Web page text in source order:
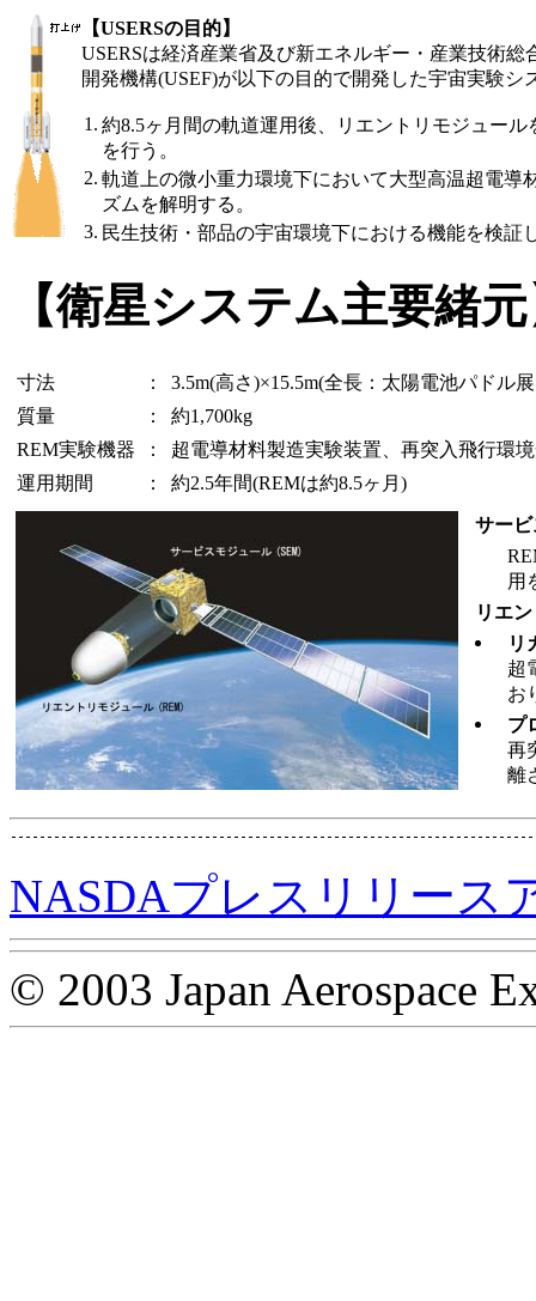
【USERSの目的】
USERSは経済産業省及び新エネルギー・産業技術
開発機構(USEF)が以下の目的で開発した宇宙実験シ
1. 約8.5ヶ月間の軌道運用後、リエントリモジュー
を行う。
2. 軌道上の微小重力環境下において大型高温超電
ズムを解明する。
3. 民生技術・部品の宇宙環境下における機能を検
【衛星システム主要緒
寸法 ：
3.5m(高さ)×15.5m(全長：太陽電池パドル
質量
：
約1,700kg
REM実験機器
：
超電導材料製造実験装置、再突入飛行環
運用期間
： 約2.5年間(REMは約8.5ヶ月)
サー
用
リエ
リ
超
お
プ
再
離
NASDAプレスリリース
© 2003 Japan Aerospace